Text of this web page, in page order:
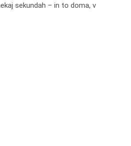
sekundah – in to doma, v